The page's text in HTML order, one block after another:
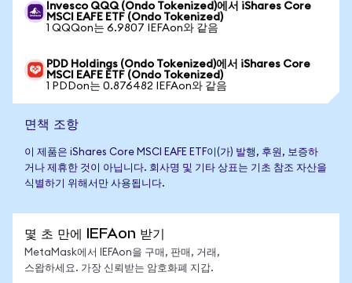
Invesco QQQ (Ondo Tokenized)에서 iShares Core
MSCI EAFE ETF (Ondo Tokenized)
1 QQQon는 6.9807 IEFAon와 같음
PDD Holdings (Ondo Tokenized)에서 iShares Core
MSCI EAFE ETF (Ondo Tokenized)
1 PDDon는 0.876482 IEFAon와 같음
면책 조항
이 제품은 iShares Core MSCI EAFE ETF이(가) 발행, 후원, 보증하
거나 제휴한 것이 아닙니다. 회사명 및 기타 상표는 기초 참조 자산을
식별하기 위해서만 사용됩니다.
몇 초 만에 IEFAon 받기
MetaMask에서 IEFAon을 구매, 판매, 거래,
스왑하세요. 가장 신뢰받는 암호화폐 지갑.